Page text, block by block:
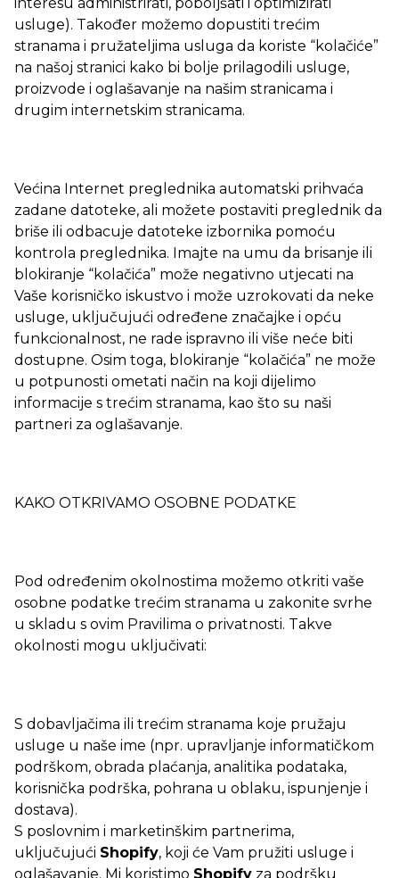
usluge). Također možemo dopustiti trećim
stranama i pružateljima usluga da koriste “kolačiće”
na našoj stranici kako bi bolje prilagodili usluge,
proizvode i oglašavanje na našim stranicama i
drugim internetskim stranicama.
Većina Internet preglednika automatski prihvaća
zadane datoteke, ali možete postaviti preglednik da
briše ili odbacuje datoteke izbornika pomoću
kontrola preglednika. Imajte na umu da brisanje ili
blokiranje “kolačića” može negativno utjecati na
Vaše korisničko iskustvo i može uzrokovati da neke
usluge, uključujući određene značajke i opću
funkcionalnost, ne rade ispravno ili više neće biti
dostupne. Osim toga, blokiranje “kolačića” ne može
u potpunosti ometati način na koji dijelimo
informacije s trećim stranama, kao što su naši
partneri za oglašavanje.
KAKO OTKRIVAMO OSOBNE PODATKE
Pod određenim okolnostima možemo otkriti vaše
osobne podatke trećim stranama u zakonite svrhe
u skladu s ovim Pravilima o privatnosti. Takve
okolnosti mogu uključivati:
S dobavljačima ili trećim stranama koje pružaju
usluge u naše ime (npr. upravljanje informatičkom
podrškom, obrada plaćanja, analitika podataka,
korisnička podrška, pohrana u oblaku, ispunjenje i
dostava).
S poslovnim i marketinškim partnerima,
uključujući Shopify, koji će Vam pružiti usluge i
oglašavanje. Mi koristimo Shopify za podršku